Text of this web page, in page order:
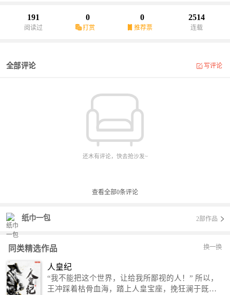
191
阅读过
0
打赏
0
推荐票
2514
连载
全部评论 写评论
还木有评论，快去抢沙发~
查看全部0条评论
纸巾一包 2部作品
同类精选作品 换一换
人皇纪
“我不能把这个世界，让给我所鄙视的人！” 所以，
王冲踩着枯骨血海，踏上人皇宝座，挽狂澜于既